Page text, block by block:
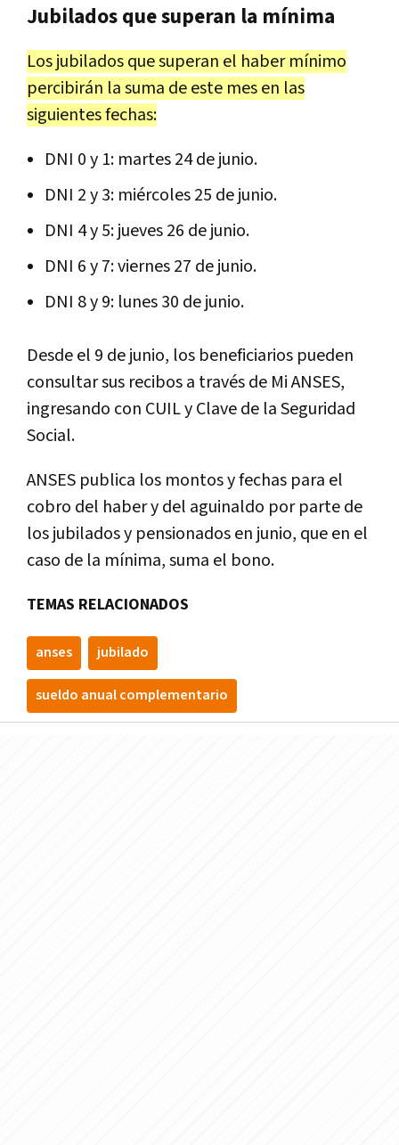
Jubilados que superan la mínima
Los jubilados que superan el haber mínimo
percibirán la suma de este mes en las
siguientes fechas:
DNI 0 y 1: martes 24 de junio.
DNI 2 y 3: miércoles 25 de junio.
DNI 4 y 5: jueves 26 de junio.
DNI 6 y 7: viernes 27 de junio.
DNI 8 y 9: lunes 30 de junio.
Desde el 9 de junio, los beneficiarios pueden
consultar sus recibos a través de Mi ANSES,
ingresando con CUIL y Clave de la Seguridad
Social.
ANSES publica los montos y fechas para el
cobro del haber y del aguinaldo por parte de
los jubilados y pensionados en junio, que en el
caso de la mínima, suma el bono.
TEMAS RELACIONADOS
anses jubilado
sueldo anual complementario